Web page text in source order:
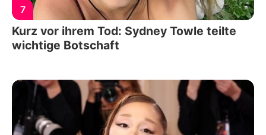
7
Kurz vor ihrem Tod: Sydney Towle teilte
wichtige Botschaft